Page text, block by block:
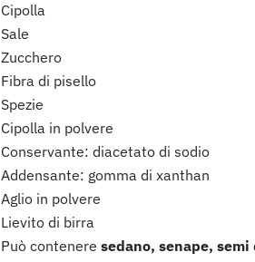
Cipolla
Sale
Zucchero
Fibra di pisello
Spezie
Cipolla in polvere
Conservante: diacetato di sodio
Addensante: gomma di xanthan
Aglio in polvere
Lievito di birra
Può contenere sedano, senape,